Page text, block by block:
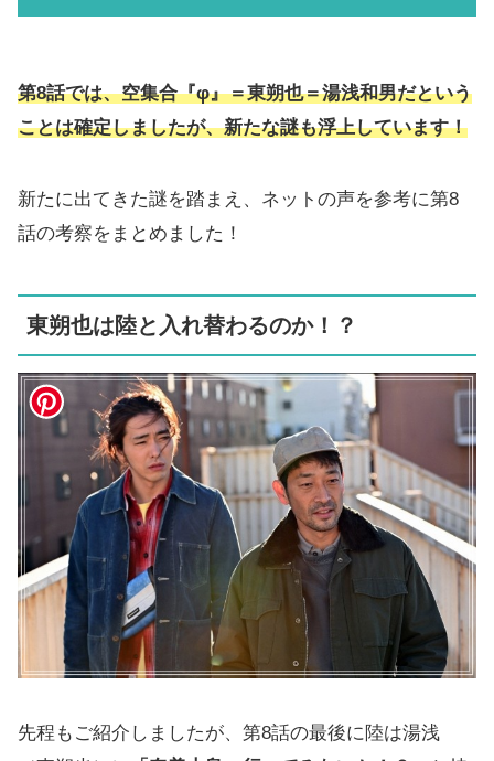
第8話では、空集合『φ』＝東朔也＝湯浅和男だという
ことは確定しましたが、新たな謎も浮上しています！
新たに出てきた謎を踏まえ、ネットの声を参考に第8
話の考察をまとめました！
東朔也は陸と入れ替わるのか！？
先程もご紹介しましたが、第8話の最後に陸は湯浅